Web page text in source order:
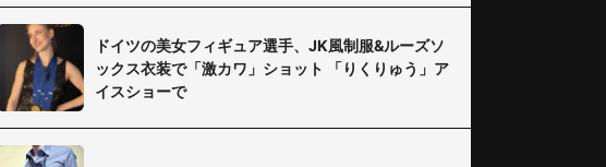
ドイツの美女フィギュア選手、JK風制服&ルーズソ
ックス衣装で「激カワ」ショット 「りくりゅう」ア
イスショーで